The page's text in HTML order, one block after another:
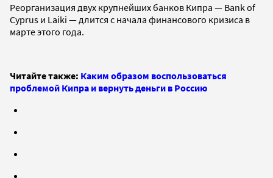
Реорганизация двух крупнейших банков Кипра — Bank of
Cyprus и Laiki — длится с начала финансового кризиса в
марте этого года.
Читайте также: Каким образом воспользоваться
проблемой Кипра и вернуть деньги в Россию